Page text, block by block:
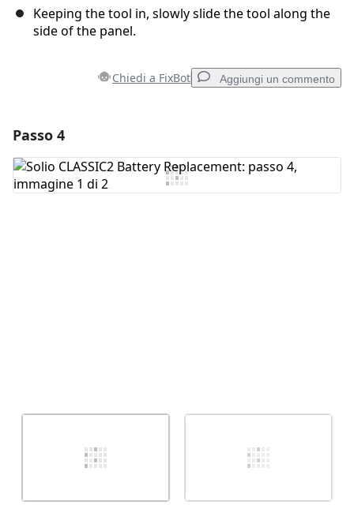
Keeping the tool in, slowly slide the tool along the
side of the panel.
Chiedi a FixBot Aggiungi un commento
Aggiungi Commento
Passo 4